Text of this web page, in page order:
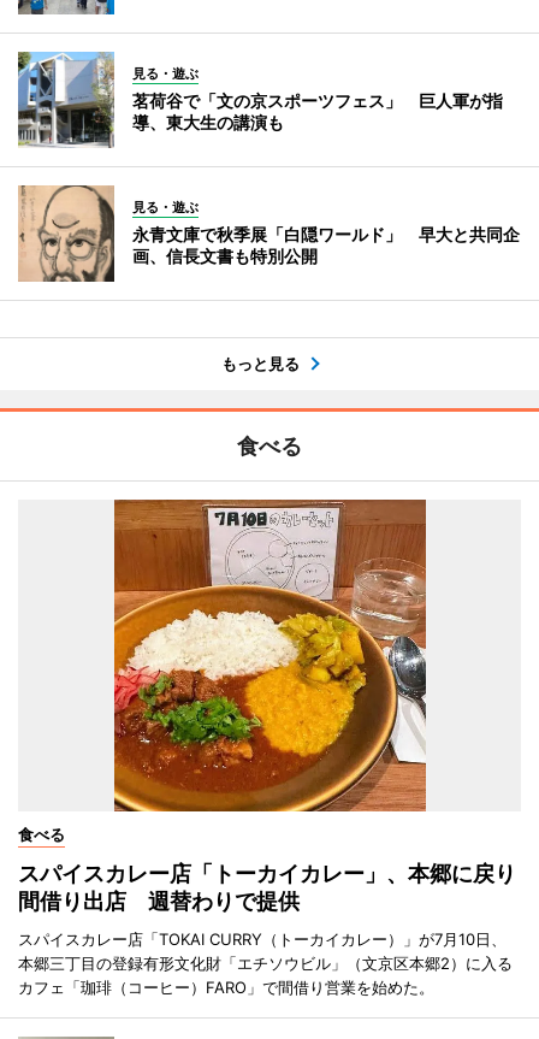
見る・遊ぶ
茗荷谷で「文の京スポーツフェス」 巨人軍が指
導、東大生の講演も
見る・遊ぶ
永青文庫で秋季展「白隠ワールド」 早大と共同企
画、信長文書も特別公開
もっと見る
食べる
食べる
スパイスカレー店「トーカイカレー」、本郷に戻り
間借り出店 週替わりで提供
スパイスカレー店「TOKAI CURRY（トーカイカレー）」が7月10日、
本郷三丁目の登録有形文化財「エチソウビル」（文京区本郷2）に入る
カフェ「珈琲（コーヒー）FARO」で間借り営業を始めた。